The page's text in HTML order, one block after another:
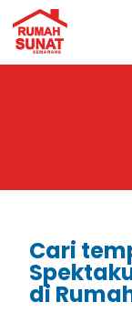
Cari
di